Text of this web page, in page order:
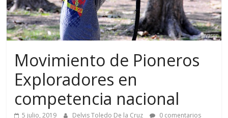
Movimiento de Pioneros
Exploradores en
competencia nacional
5 julio, 2019 Delvis Toledo De la Cruz 0 comentarios